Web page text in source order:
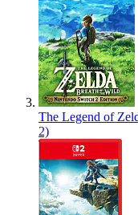
The Legend of
2)